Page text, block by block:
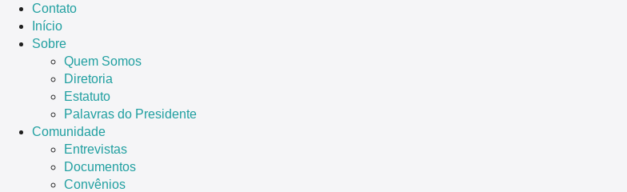
Contato
Início
Sobre
Quem Somos
Diretoria
Estatuto
Palavras do Presidente
Comunidade
Entrevistas
Documentos
Convênios